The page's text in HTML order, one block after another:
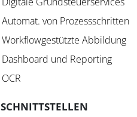
Automat. von Prozessschritten
Workflowgestützte Abbildung
Dashboard und Reporting
OCR
SCHNITTSTELLEN